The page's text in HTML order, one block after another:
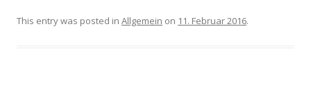
This entry was posted in Allgemein on 11. Februar 2016.